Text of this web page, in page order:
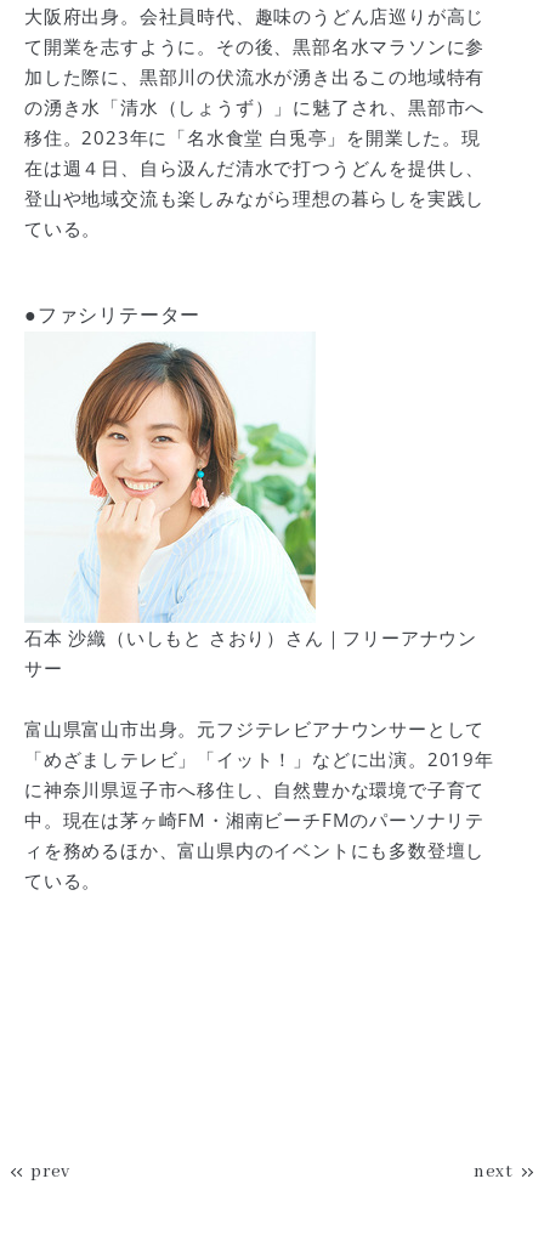
大阪府出身。会社員時代、趣味のうどん店巡りが高じ
て開業を志すように。その後、黒部名水マラソンに参
加した際に、黒部川の伏流水が湧き出るこの地域特有
の湧き水「清水（しょうず）」に魅了され、黒部市へ
移住。2023年に「名水食堂 白兎亭」を開業した。現
在は週４日、自ら汲んだ清水で打つうどんを提供し、
登山や地域交流も楽しみながら理想の暮らしを実践し
ている。
●ファシリテーター
石本 沙織（いしもと さおり）さん｜フリーアナウン
サー
富山県富山市出身。元フジテレビアナウンサーとして
「めざましテレビ」「イット！」などに出演。2019年
に神奈川県逗子市へ移住し、自然豊かな環境で子育て
中。現在は茅ヶ崎FM・湘南ビーチFMのパーソナリテ
ィを務めるほか、富山県内のイベントにも多数登壇し
ている。
prev next